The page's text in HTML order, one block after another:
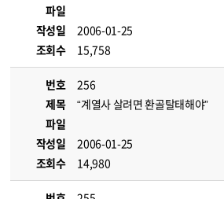
파일
작성일
2006-01-25
조회수
15,758
번호
256
제목
“계열사 살려면 환골탈태해야”
파일
작성일
2006-01-25
조회수
14,980